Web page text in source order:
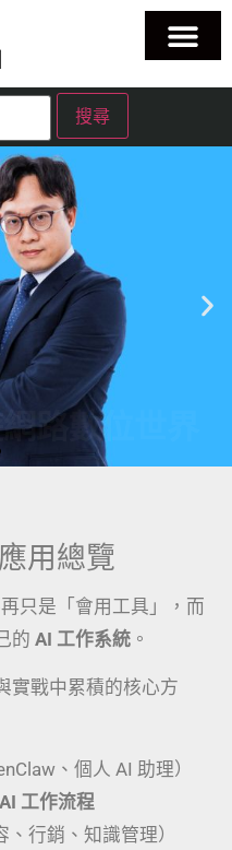
網路數位世界
好用的科技工具、漫遊在這個
廣大的數位花園。
學 | 雲端服務教學 | 生成式AI
點擊這裡
用總覽
只是「會用工具」，而
的 AI 工作系統 。
實戰中累積的核心方
、個人 AI 助理）
工作流程
、行銷、知識管理）